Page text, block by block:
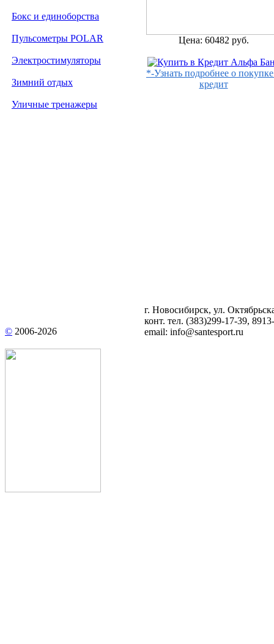
Бокс и единоборства
Пульсометры POLAR
Электростимуляторы
Зимний отдых
Уличные тренажеры
Цена: 60482 руб.
*-Узнать подробнее о
кредит
© 2006-2026
г. Новосибирск, ул.
конт. тел. (383)299-17-39,
email: info@santesport.ru